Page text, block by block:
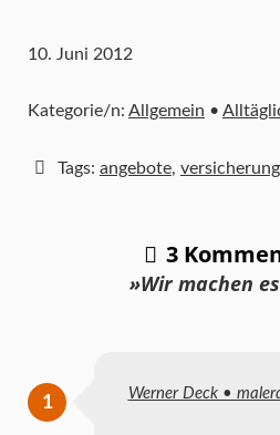
10. Juni 2012
Kategorie/n: Allgemein •
Tags: angebote, versicherung
3
»Wir machen
Werner Deck •